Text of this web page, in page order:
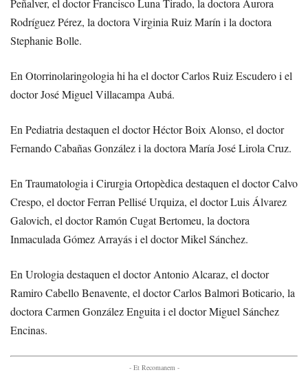
Rodríguez Pérez, la doctora Virginia Ruiz Marín i la doctora
Stephanie Bolle.
En Otorrinolaringologia hi ha el doctor Carlos Ruiz Escudero i el
doctor José Miguel Villacampa Aubá.
En Pediatria destaquen el doctor Héctor Boix Alonso, el doctor
Fernando Cabañas González i la doctora María José Lirola Cruz.
En Traumatologia i Cirurgia Ortopèdica destaquen el doctor Calvo
Crespo, el doctor Ferran Pellisé Urquiza, el doctor Luis Álvarez
Galovich, el doctor Ramón Cugat Bertomeu, la doctora
Inmaculada Gómez Arrayás i el doctor Mikel Sánchez.
En Urologia destaquen el doctor Antonio Alcaraz, el doctor
Ramiro Cabello Benavente, el doctor Carlos Balmori Boticario, la
doctora Carmen González Enguita i el doctor Miguel Sánchez
Encinas.
- Et Recomanem -